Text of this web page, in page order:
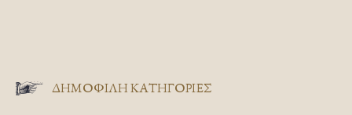
ΔΗΜΟΦΙΛΗ ΚΑΤΗΓΟΡΙΕΣ